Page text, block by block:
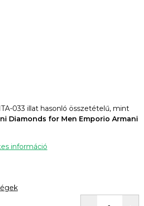
033 illat hasonló összetételű, mint
Diamonds for Men Emporio Armani
információ